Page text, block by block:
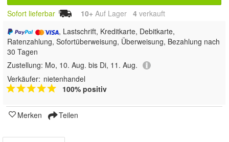
Sofort lieferbar 10+ Auf Lager 4 verkauft
, Lastschrift, Kreditkarte, Debitkarte,
Ratenzahlung, Sofortüberweisung, Überweisung, Bezahlung nach
30 Tagen
Zustellung: Mo, 10. Aug. bis Di, 11. Aug.
Verkäufer: nietenhandel
100% positiv
Merken Teilen